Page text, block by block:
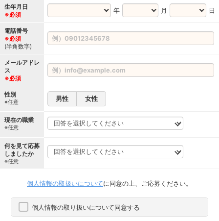
生年月日
※必須
年 月 日
電話番号
※必須
(半角数字)
メールアドレ
ス
※必須
性別
※任意 男性 女性
現在の職業
※任意
何を見て応募
しましたか
※任意
個人情報の取扱いについてに同意の上、ご応募ください。
個人情報の取り扱いについて同意する